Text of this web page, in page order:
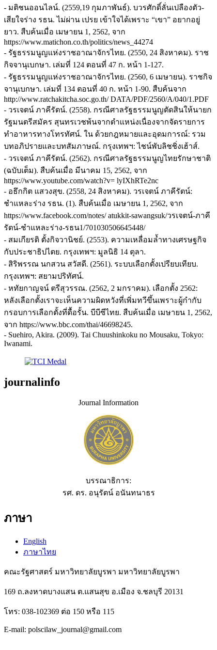
- มติชนออนไลน์. (2559,19 กุมภาพันธ์). บวรศักดิ์ลั่นเปลืองตัว-
เสียใจร่าง รธน. ไม่ผ่าน เปรย เข้าใจได้เพราะ “เขา” อยากอยู่
ยาว. สืบค้นเมื่อ เมษายน 1, 2562, จาก
https://www.matichon.co.th/politics/news_44274
- รัฐธรรมนูญแห่งราชอาณาจักรไทย. (2550, 24 สิงหาคม). ราช
กิจจานุเบกษา. เล่มที่ 124 ตอนที่ 47 ก. หน้า 1-127.
- รัฐธรรมนูญแห่งราชอาณาจักรไทย. (2560, 6 เมษายน). ราชกิจ
จานุเบกษา. เล่มที่ 134 ตอนที่ 40 ก. หน้า 1-90. สืบค้นจาก
http://www.ratchakitcha.soc.go.th/ DATA/PDF/2560/A/040/1.PDF
- วรเจตน์ ภาคีรัตน์. (2558). กรณีศาลรัฐธรรมนูญตัดสินให้นายก
รัฐมนตรีสมัคร สุนทรเวชพ้นจากตำแหน่งเนื่องจากจัดรายการ
ทำอาหารทางโทรทัศน์. ใน ด้วยกฎหมายและอุดมการณ์: รวม
บทอภิปรายและบทสัมภาษณ์. กรุงเทพฯ: ไชน์พับลิชชิ่งเฮ้าส์.
- วรเจตน์ ภาคีรัตน์. (2562). กรณีศาลรัฐธรรมนูญไทยรักษาชาติ
(ฉบับเต็ม). สืบค้นเมื่อ มีนาคม 15, 2562, จาก
https://www.youtube.com/watch?v= lyIXhRTe2nc
- อธึกกิต แสวงสุข. (2558, 24 สิงหาคม). วรเจตน์ ภาคีรัตน์:
ชำแหละร่าง รธน. (1). สืบค้นเมื่อ เมษายน 1, 2562, จาก
https://www.facebook.com/notes/ atukkit-sawangsuk/วรเจตน์-ภาคี
รัตน์-ชำแหละร่าง-รธน1/701030506645448/
- สมเกียรติ ตั้งกิจวานิชย์. (2553). ความเหลื่อมล้ำทางเศรษฐกิจ
กับประชาธิปไตย. กรุงเทพฯ: มูลนิธิ 14 ตุลา.
- สิริพรรณ นกสวน สวัสดี. (2561). ระบบเลือกตั้งเปรียบเทียบ.
กรุงเทพฯ: สยามปริทัศน์.
- หทัยกาญจน์ ตรีสุวรรณ. (2562, 2 มกราคม). เลือกตั้ง 2562:
หลังเลือกตั้งเราจะเห็นความผิดหวังที่เพิ่มทวีขึ้นเพราะผู้กำกับ
กรอบการเลือกตั้งที่ดื้อรั้น. บีบีซีไทย. สืบค้นเมื่อ เมษายน 1, 2562,
จาก https://www.bbc.com/thai/46698245.
- Suehiro, Akira. (2009). Tai Chuushinkoku no Mousaku, Tokyo:
Iwanami.
journalinfo
Journal Information
บรรณาธิการ:
รศ. ดร. อนุรัตน์ อนันทนาธร
ภาษา
English
ภาษาไทย
คณะรัฐศาสตร์ มหาวิทยาลัยบูรพา มหาวิทยาลัยบูรพา
169 ถ.ลงหาดบางแสน ต.แสนสุข อ.เมือง จ.ชลบุรี 20131
โทร: 038-102369 ต่อ 150 หรือ 115
E-mail: polscilaw_journal@gmail.com